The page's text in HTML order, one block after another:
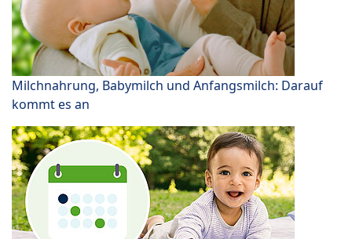
Milchnahrung, Babymilch und Anfangsmilch: Darauf
kommt es an